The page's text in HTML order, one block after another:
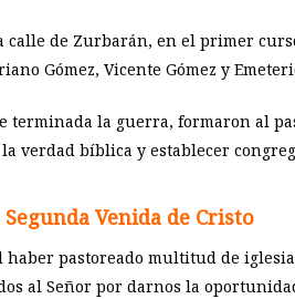
de Zurbarán, en el primer
Gómez, Vicente Gómez y
terminada la guerra, formaron al
verdad bíblica y establecer
Venida de Cristo
pastoreado multitud de
al Señor por darnos la